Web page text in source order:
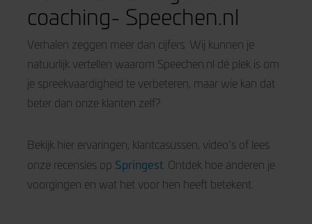
coaching- Speechen.nl
Verhalen zeggen meer dan cijfers. Wij kunnen je
natuurlijk vertellen waarom Speechen.nl dé plek is om
je spreekvaardigheid te verbeteren, maar wie kan dat
beter dan onze klanten zelf?
Bekijk hier ervaringen, klantcasussen, video’s of lees
onze recensies op Springest . Ontdek hoe anderen je
voorgingen en wat het voor hen heeft betekent.